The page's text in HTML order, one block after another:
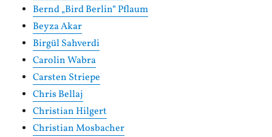
Bernd „Bird Berlin“ Pflaum
Beyza Akar
Birgül Sahverdi
Carolin Wabra
Carsten Striepe
Chris Bellaj
Christian Hilgert
Christian Mosbacher